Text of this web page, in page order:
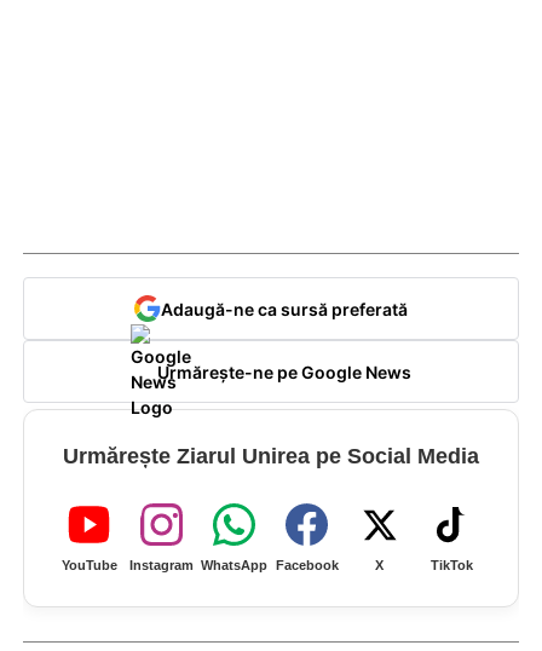
Adaugă-ne ca sursă preferată
Urmărește-ne pe Google News
Urmărește Ziarul Unirea pe Social Media
YouTube Instagram WhatsApp Facebook X TikTok